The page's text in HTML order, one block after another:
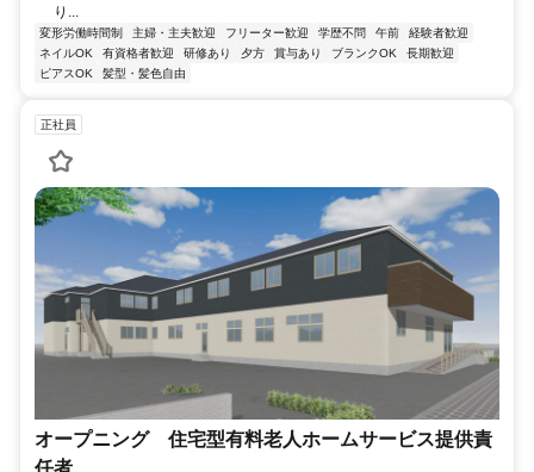
り...
変形労働時間制 主婦・主夫歓迎 フリーター歓迎 学歴不問 午前
経験者歓迎
ネイルOK
有資格者歓迎 研修あり 夕方 賞与あり ブランクOK
長期歓迎
ピアスOK
髪型・髪色自由
正社員
オープニング 住宅型有料老人ホームサービス提供責
任者